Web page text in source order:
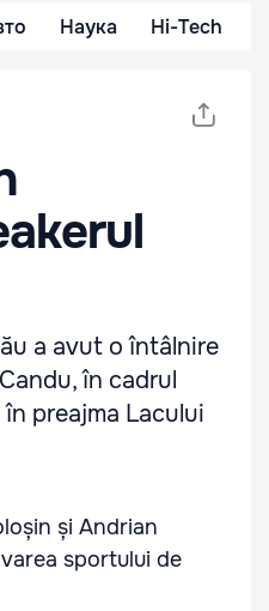
Наука Hi-Tech
a avut o întâlnire
în cadrul
preajma Lacului
și Andrian
sportului de